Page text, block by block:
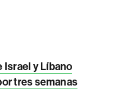
Israel y Líbano
tres semanas